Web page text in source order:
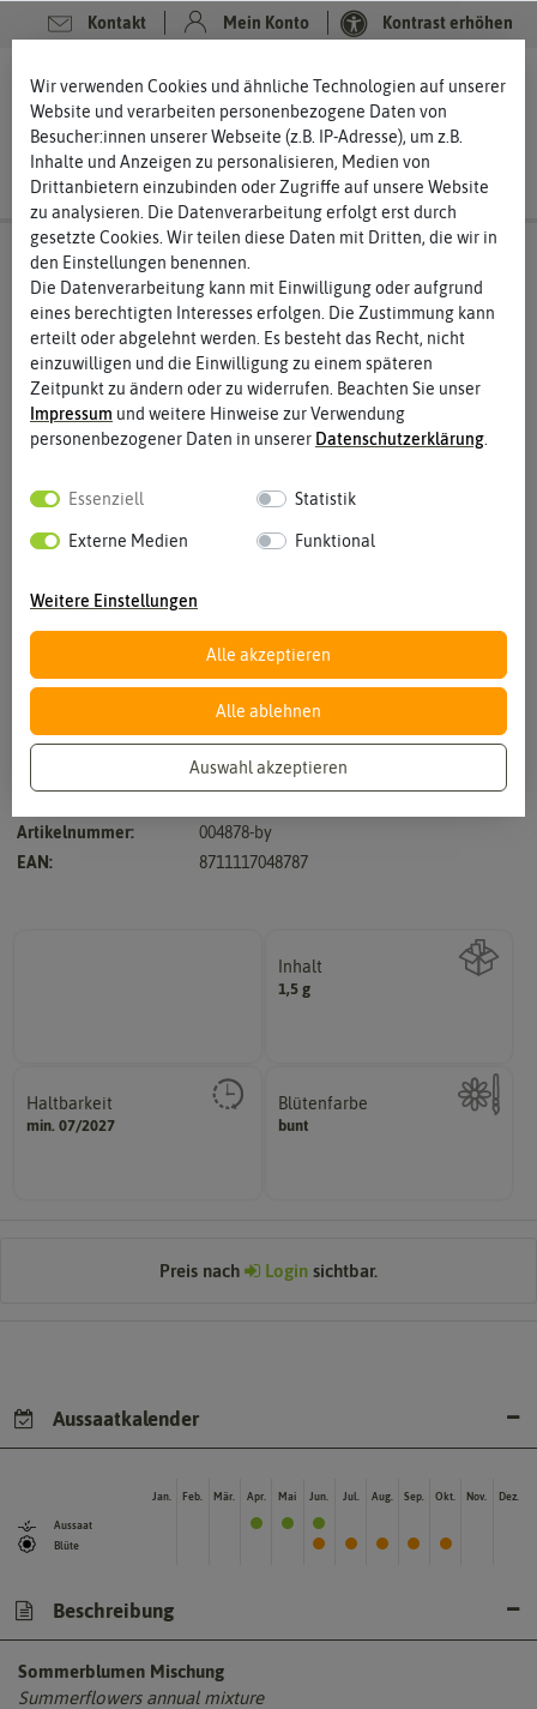
Kontakt Mein Konto Kontrast erhöhen
0 0
Vergrößern durch berühren
Artikelnummer:
004878-by
EAN:
8711117048787
Inhalt
1,5 g
Haltbarkeit
min. 07/2027
und Pflanzgut sehr gut keimen
sollte.
Blütenfarbe
bunt
Kann auch mehrfarbig sein.
Preis nach Login sichtbar.
Aussaatkalender
Aussaat
Blüte
Jan. Feb. Mär. Apr. Mai Jun. Jul. Aug. Sep. Okt. Nov. Dez.
Beschreibung
Sommerblumen Mischung
Summerflowers annual mixture
Wir verwenden Cookies und ähnliche Technologien auf unserer
Website und verarbeiten personenbezogene Daten von
Besucher:innen unserer Webseite (z.B. IP-Adresse), um z.B.
Inhalte und Anzeigen zu personalisieren, Medien von
Drittanbietern einzubinden oder Zugriffe auf unsere Website
zu analysieren. Die Datenverarbeitung erfolgt erst durch
gesetzte Cookies. Wir teilen diese Daten mit Dritten, die wir in
den Einstellungen benennen.
Die Datenverarbeitung kann mit Einwilligung oder aufgrund
eines berechtigten Interesses erfolgen. Die Zustimmung kann
erteilt oder abgelehnt werden. Es besteht das Recht, nicht
einzuwilligen und die Einwilligung zu einem späteren
Zeitpunkt zu ändern oder zu widerrufen. Beachten Sie unser
Impressum und weitere Hinweise zur Verwendung
personenbezogener Daten in unserer Daten­schutz­erklärung
Essenziell Statistik
Externe Medien Funktional
Weitere Einstellungen
Alle akzeptieren
Alle ablehnen
Auswahl akzeptieren